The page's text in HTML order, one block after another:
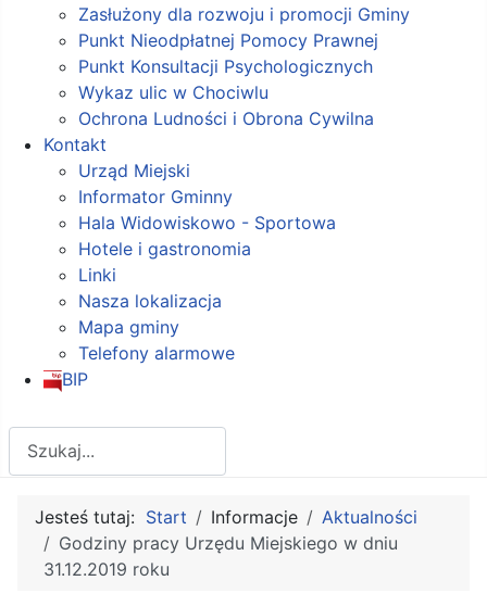
Zasłużony dla rozwoju i promocji Gminy
Punkt Nieodpłatnej Pomocy Prawnej
Punkt Konsultacji Psychologicznych
Wykaz ulic w Chociwlu
Ochrona Ludności i Obrona Cywilna
Kontakt
Urząd Miejski
Informator Gminny
Hala Widowiskowo - Sportowa
Hotele i gastronomia
Linki
Nasza lokalizacja
Mapa gminy
Telefony alarmowe
BIP
Jesteś tutaj: Start Informacje
Aktualności
Godziny pracy Urzędu Miejskiego w dniu
31.12.2019 roku